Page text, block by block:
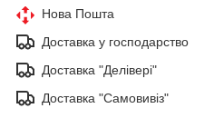
Нова Пошта
Доставка у господарство
Доставка "Делівері"
Доставка "Самовивіз"